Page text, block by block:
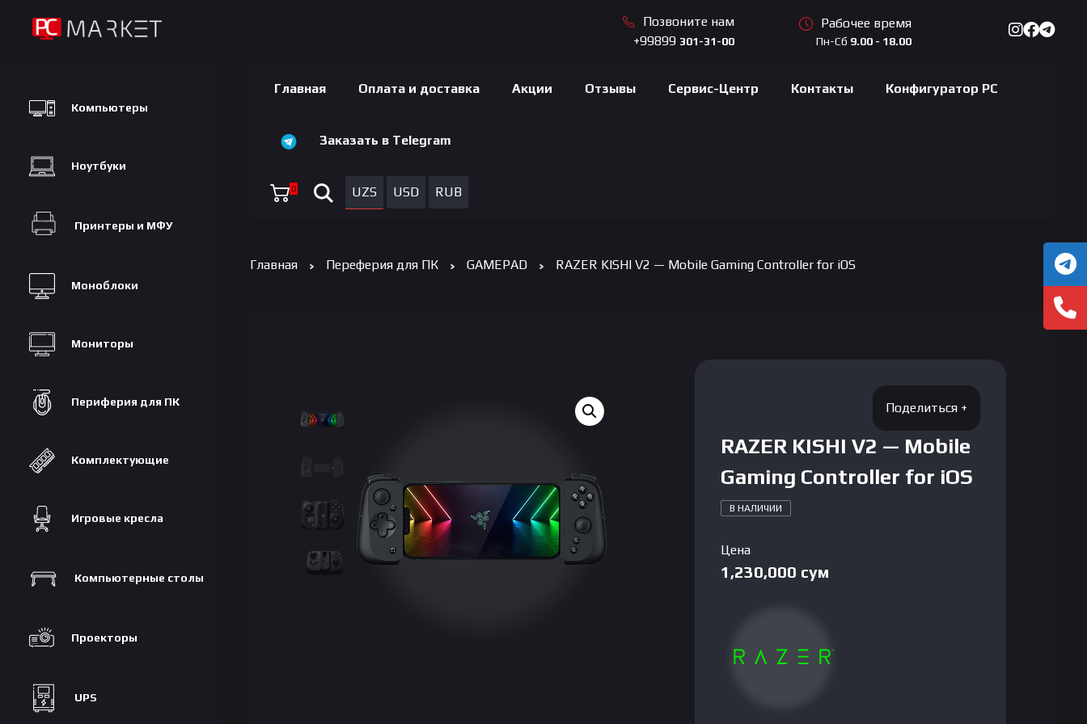
Позвоните нам
+99899 301-31-00
Рабочее время
Пн-Сб 9.00 - 18.00
Компьютеры
Ноутбуки
Принтеры и МФУ
Моноблоки
Мониторы
Периферия для ПК
Комплектующие
Игровые кресла
Компьютерные столы
Проекторы
UPS
Главная Оплата и доставка Акции Отзывы Сервис-Центр Контакты Конфигуратор PC
Заказать в Telegram
0 UZS USD RUB
Главная Переферия для ПК GAMEPAD RAZER KISHI V2 — Mobile Gaming Controller for iOS
RAZER KISHI V2 — Mobile
Gaming Controller for iOS
В НАЛИЧИИ
Цена
1,230,000 сум